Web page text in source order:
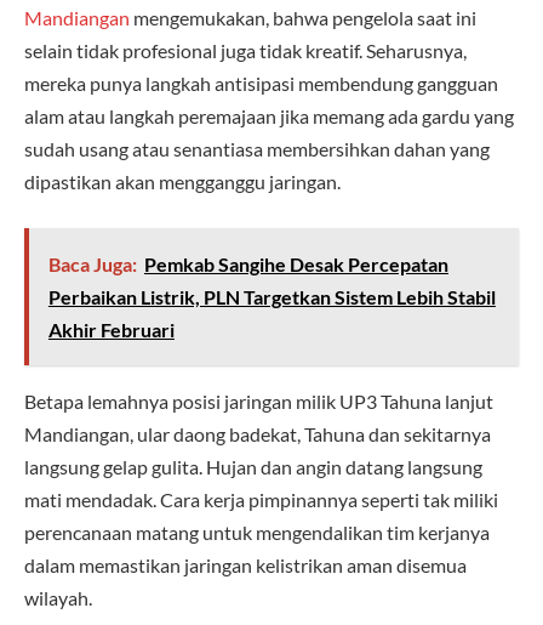
Mandiangan mengemukakan, bahwa pengelola saat ini
selain tidak profesional juga tidak kreatif. Seharusnya,
mereka punya langkah antisipasi membendung gangguan
alam atau langkah peremajaan jika memang ada gardu yang
sudah usang atau senantiasa membersihkan dahan yang
dipastikan akan mengganggu jaringan.
Baca Juga: Pemkab Sangihe Desak Percepatan
Perbaikan Listrik, PLN Targetkan Sistem Lebih Stabil
Akhir Februari
Betapa lemahnya posisi jaringan milik UP3 Tahuna lanjut
Mandiangan, ular daong badekat, Tahuna dan sekitarnya
langsung gelap gulita. Hujan dan angin datang langsung
mati mendadak. Cara kerja pimpinannya seperti tak miliki
perencanaan matang untuk mengendalikan tim kerjanya
dalam memastikan jaringan kelistrikan aman disemua
wilayah.